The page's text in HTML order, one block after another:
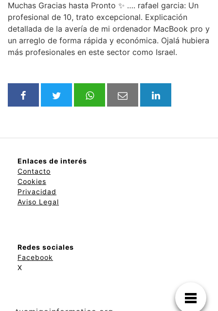
Muchas Gracias hasta Pronto ✨️ …. rafael garcia: Un
profesional de 10, trato excepcional. Explicación
detallada de la avería de mi ordenador MacBook pro y
un arreglo de forma rápida y económica. Ojalá hubiera
más profesionales en este sector como Israel.
Enlaces de interés
Contacto
Cookies
Privacidad
Aviso Legal
Redes sociales
Facebook
X